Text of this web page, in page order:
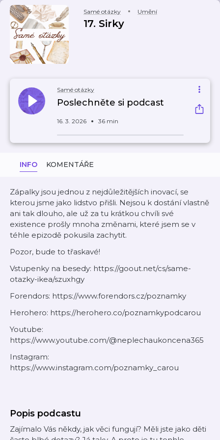
Samé otázky Umění
17. Sirky
Samé otázky
Poslechněte si podcast
16. 3. 2026 36 min
INFO KOMENTÁŘE
Zápalky jsou jednou z nejdůležitějších inovací, se
kterou jsme jako lidstvo přišli. Nejsou k dostání vlastně
ani tak dlouho, ale už za tu krátkou chvíli své
existence prošly mnoha změnami, které jsem se v
téhle epizodě pokusila zachytit.
Pozor, bude to třaskavé!
Vstupenky na besedy: https://goout.net/cs/same-
otazky-ikea/szuxhgy
Forendors: https://www.forendors.cz/poznamky
Herohero: https://herohero.co/poznamkypodcarou
Youtube:
https://www.youtube.com/@neplechaukoncena365
Instagram:
https://www.instagram.com/poznamky_carou
Popis podcastu
Zajímalo Vás někdy, jak věci fungují? Měli jste jako děti